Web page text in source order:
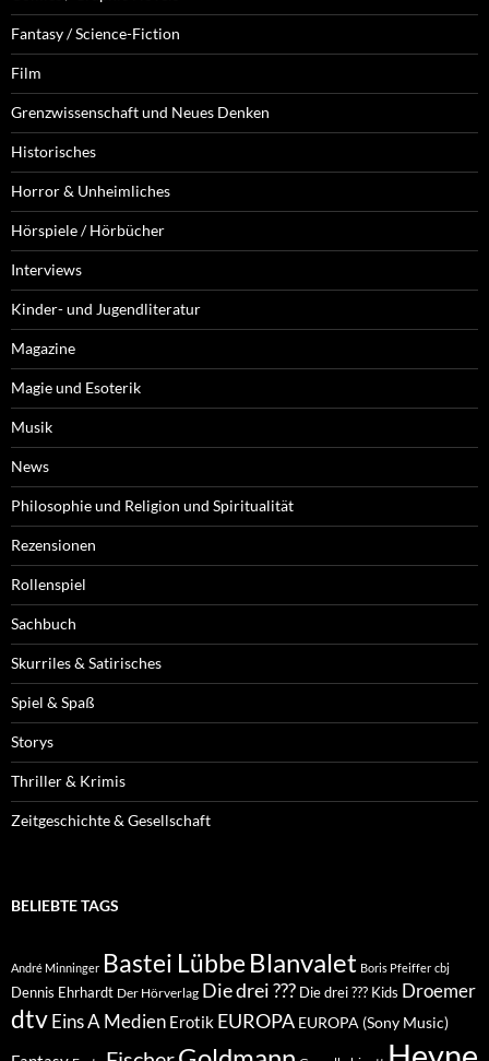
Fantasy / Science-Fiction
Film
Grenzwissenschaft und Neues Denken
Historisches
Horror & Unheimliches
Hörspiele / Hörbücher
Interviews
Kinder- und Jugendliteratur
Magazine
Magie und Esoterik
Musik
News
Philosophie und Religion und Spiritualität
Rezensionen
Rollenspiel
Sachbuch
Skurriles & Satirisches
Spiel & Spaß
Storys
Thriller & Krimis
Zeitgeschichte & Gesellschaft
BELIEBTE TAGS
André Minninger Bastei Lübbe Blanvalet Boris Pfeiffer cbj
Dennis Ehrhardt Der Hörverlag Die drei ??? Die drei ??? Kids Droemer
dtvEins A Medien Erotik EUROPA EUROPA (Sony Music)